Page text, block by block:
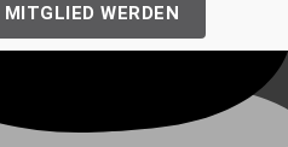
MITGLIED WERDEN